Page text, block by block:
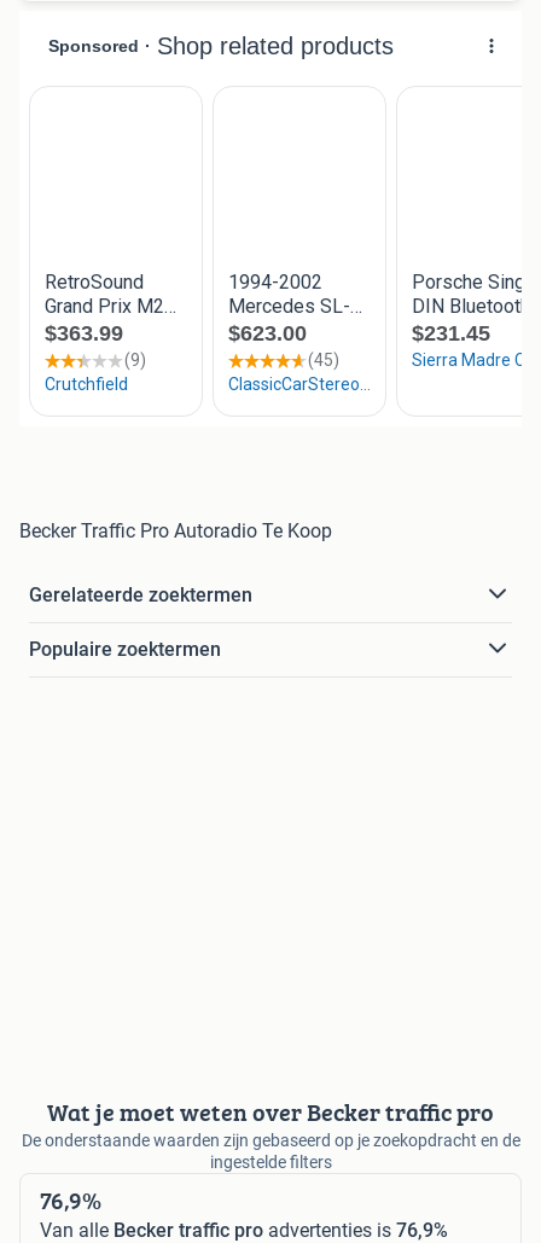
Becker Traffic Pro Autoradio Te Koop
Gerelateerde zoektermen
Populaire zoektermen
Wat je moet weten over Becker traffic pro
De onderstaande waarden zijn gebaseerd op je zoekopdracht en de
ingestelde filters
76,9%
Van alle Becker traffic pro advertenties is 76,9%